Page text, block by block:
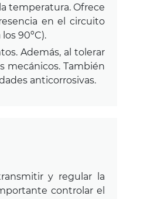
temperatura. Ofrece
en el circuito
90ºC).
Además, al tolerar
mecánicos. También
anticorrosivas.
y regular la
controlar el